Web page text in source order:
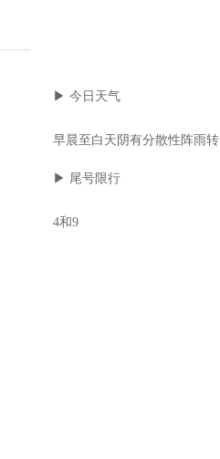
▶ 今日天气
早晨至白天阴有分散性阵雨
▶ 尾号限行
4和9